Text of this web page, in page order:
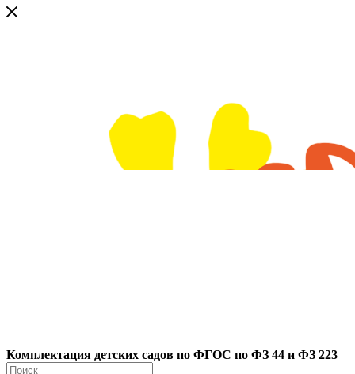
Комплектация детских садов по ФГОC по ФЗ 44 и ФЗ 223